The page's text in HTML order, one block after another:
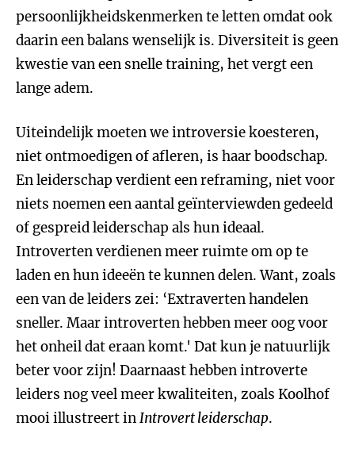
persoonlijkheidskenmerken te letten omdat ook
daarin een balans wenselijk is. Diversiteit is geen
kwestie van een snelle training, het vergt een
lange adem.
Uiteindelijk moeten we introversie koesteren,
niet ontmoedigen of afleren, is haar boodschap.
En leiderschap verdient een reframing, niet voor
niets noemen een aantal geïnterviewden gedeeld
of gespreid leiderschap als hun ideaal.
Introverten verdienen meer ruimte om op te
laden en hun ideeën te kunnen delen. Want, zoals
een van de leiders zei: ‘Extraverten handelen
sneller. Maar introverten hebben meer oog voor
het onheil dat eraan komt.' Dat kun je natuurlijk
beter voor zijn! Daarnaast hebben introverte
leiders nog veel meer kwaliteiten, zoals Koolhof
mooi illustreert inIntrovert leiderschap.